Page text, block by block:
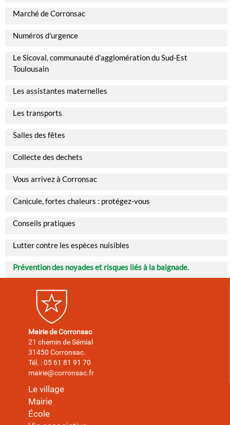
Marché de Corronsac
Numéros d'urgence
Le Sicoval, communauté d’agglomération du Sud-Est
Toulousain
Les assistantes maternelles
Les transports
Salles des fêtes
Collecte des dechets
Vous arrivez à Corronsac
Canicule, fortes chaleurs : protégez-vous
Conseils pratiques
Lutter contre les espèces nuisibles
Prévention des noyades et risques liés à la baignade.
Mairie de Corronsac
21 chemin de Sémial
31450 Corronsac.
Tél. : 05 61 81 91 70
mairie@corronsac.fr
Le village
Mairie
École